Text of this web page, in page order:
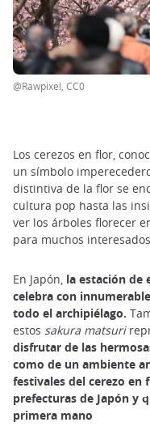
@Rawpixel, CC0
Los cerezos en flor,
un símbolo
distintiva de la flor se
cultura pop hasta las
ver los árboles florecer
para muchos
En Japón, la estación de
celebra con
todo el archipiélago.
estos sakura matsuri
disfrutar de las
como de un ambiente
festivales del cerezo en
prefecturas de Japón y
primera mano